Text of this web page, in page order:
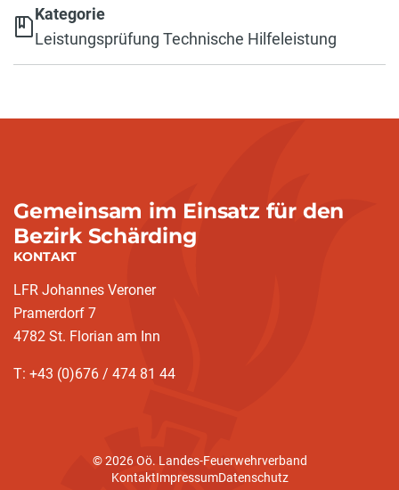
Kategorie
Leistungsprüfung Technische Hilfeleistung
Gemeinsam im Einsatz für den
Bezirk Schärding
KONTAKT
LFR Johannes Veroner
Pramerdorf 7
4782 St. Florian am Inn
T: +43 (0)676 / 474 81 44
© 2026 Oö. Landes-Feuerwehrverband
KontaktImpressumDatenschutz